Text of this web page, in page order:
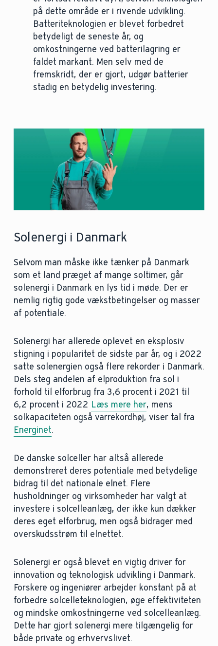
på dette område er i rivende udvikling.
Batteriteknologien er blevet forbedret
betydeligt de seneste år, og
omkostningerne ved batterilagring er
faldet markant. Men selv med de
fremskridt, der er gjort, udgør batterier
stadig en betydelig investering.
Solenergi i Danmark
Selvom man måske ikke tænker på Danmark
som et land præget af mange soltimer, går
solenergi i Danmark en lys tid i møde. Der er
nemlig rigtig gode vækstbetingelser og masser
af potentiale.
Solenergi har allerede oplevet en eksplosiv
stigning i popularitet de sidste par år, og i 2022
satte solenergien også flere rekorder i Danmark.
Dels steg andelen af elproduktion fra sol i
forhold til elforbrug fra 3,6 procent i 2021 til
6,2 procent i 2022 Læs mere her, mens
solkapaciteten også varrekordhøj, viser tal fra
Energinet.
De danske solceller har altså allerede
demonstreret deres potentiale med betydelige
bidrag til det nationale elnet. Flere
husholdninger og virksomheder har valgt at
investere i solcelleanlæg, der ikke kun dækker
deres eget elforbrug, men også bidrager med
overskudsstrøm til elnettet.
Solenergi er også blevet en vigtig driver for
innovation og teknologisk udvikling i Danmark.
Forskere og ingeniører arbejder konstant på at
forbedre solcelleteknologien, øge effektiviteten
og mindske omkostningerne ved solcelleanlæg.
Dette har gjort solenergi mere tilgængelig for
både private og erhvervslivet.